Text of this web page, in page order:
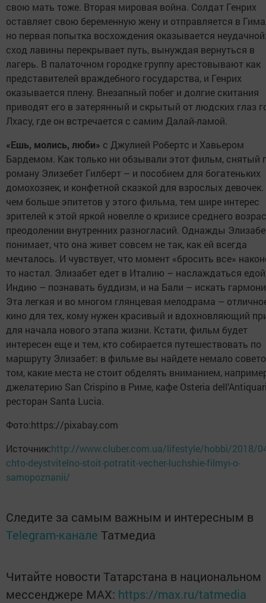
свою мать тоже. Вторая мировая война. Солдат Генрих
оставляет свою беременную жену и отправляется в
но первая попытка восхождения оказывается
сход лавины перекрывает путь, вынуждая вернуться в
лагерь. В палаточном городке группу арестовывают как
представителей враждебного государства, и Генрих
оказывается плену. Внезапный побег и долгие скитания
приводят его в затерянный и скрытый от людских глаз
Лхасу, где он встречается с самим Далай-ламой.
«Ешь, молись, люби» с Джулией Робертс и Хавьером
Бардемом. Как только ни обзывали этот фильм, снятый
роману Элизебет Гилберт – и пособием для богатеньких
домохозяек, и конфетной сказкой для взрослых
чем больше эпитетов у этого фильма, тем шире интерес
зрителей к этой яркой новелле о кризисе среднего
преодолении внутренних разногласий. Однажды
понимает, что она живет совсем не так, как ей всегда
мечталось. И чувствует, что момент «бросить все»
то настал. Элизабет едет в Италию – наслаждаться
Индию – познавать буддизм, и на Бали – искать
Эта легкая и во многом глянцевая мелодрама –
кино для тех, кому нужен красивый и вдохновляющий
для начала нового этапа жизни. Кстати, фильм будет
интересен еще и тем, кто собирается путешествовать по
маршруту Элизабет: в фильме вы найдете немало
том, какие места не стоит обделять вниманием,
джелатерию San Crispino в Риме, кафе Osteria
ресторан Santa Lucia.
Фото:https://pixabay.com
Источник:http://www.cluber.com.ua/lifestyle/hobbi/2018/
chto-deystvitelno-stoit-potratit-vecher-luchshie-filmyi-o-
samopoznanii/
Следите за самым важным и интересным в
Telegram-канале Татмедиа
Читайте новости Татарстана в национальном
мессенджере MАХ: https://max.ru/tatmedia